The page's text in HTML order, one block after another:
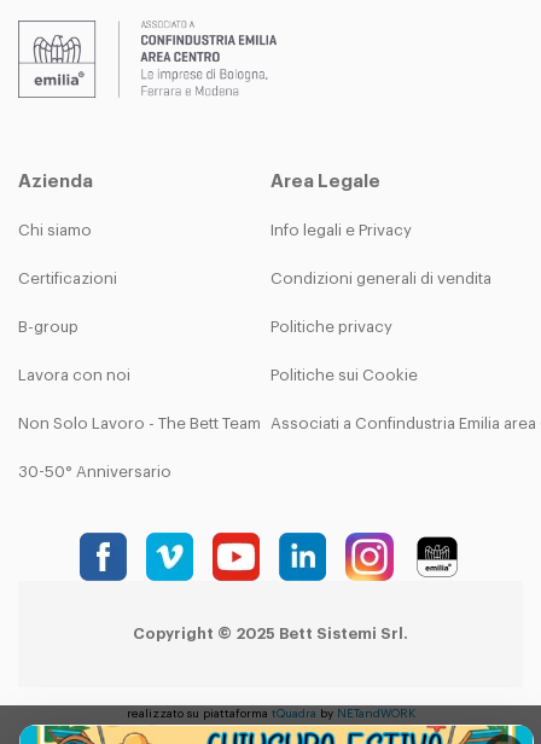
Azienda
Chi siamo
Certificazioni
B-group
Lavora con noi
Non Solo Lavoro - The Bett Team
30-50° Anniversario
Area Legale
Info legali e Privacy
Condizioni generali di vendita
Politiche privacy
Politiche sui Cookie
Associati a Confindustria Emilia
Copyright © 2025 Bett Sistemi Srl.
realizzato su piattaforma tQuadra by NETandWORK